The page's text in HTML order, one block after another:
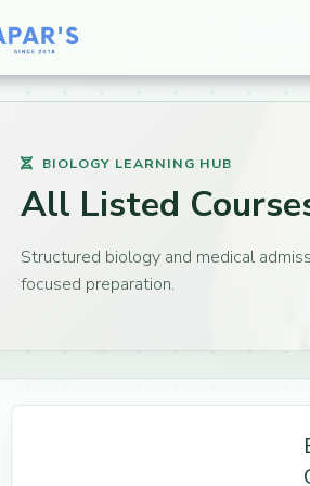
BIOLOGY LEARNING HUB
All Listed
Structured biology and medical
focused preparation.